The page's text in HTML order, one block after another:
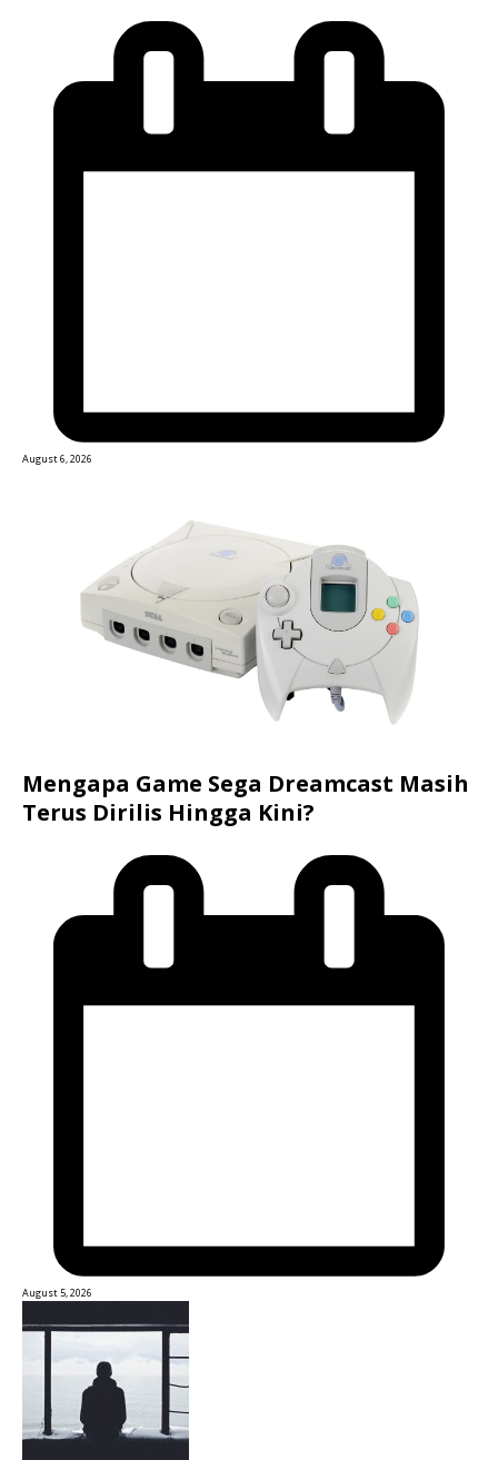
August 6, 2026
Mengapa Game Sega Dreamcast Masih
Terus Dirilis Hingga Kini?
August 5, 2026